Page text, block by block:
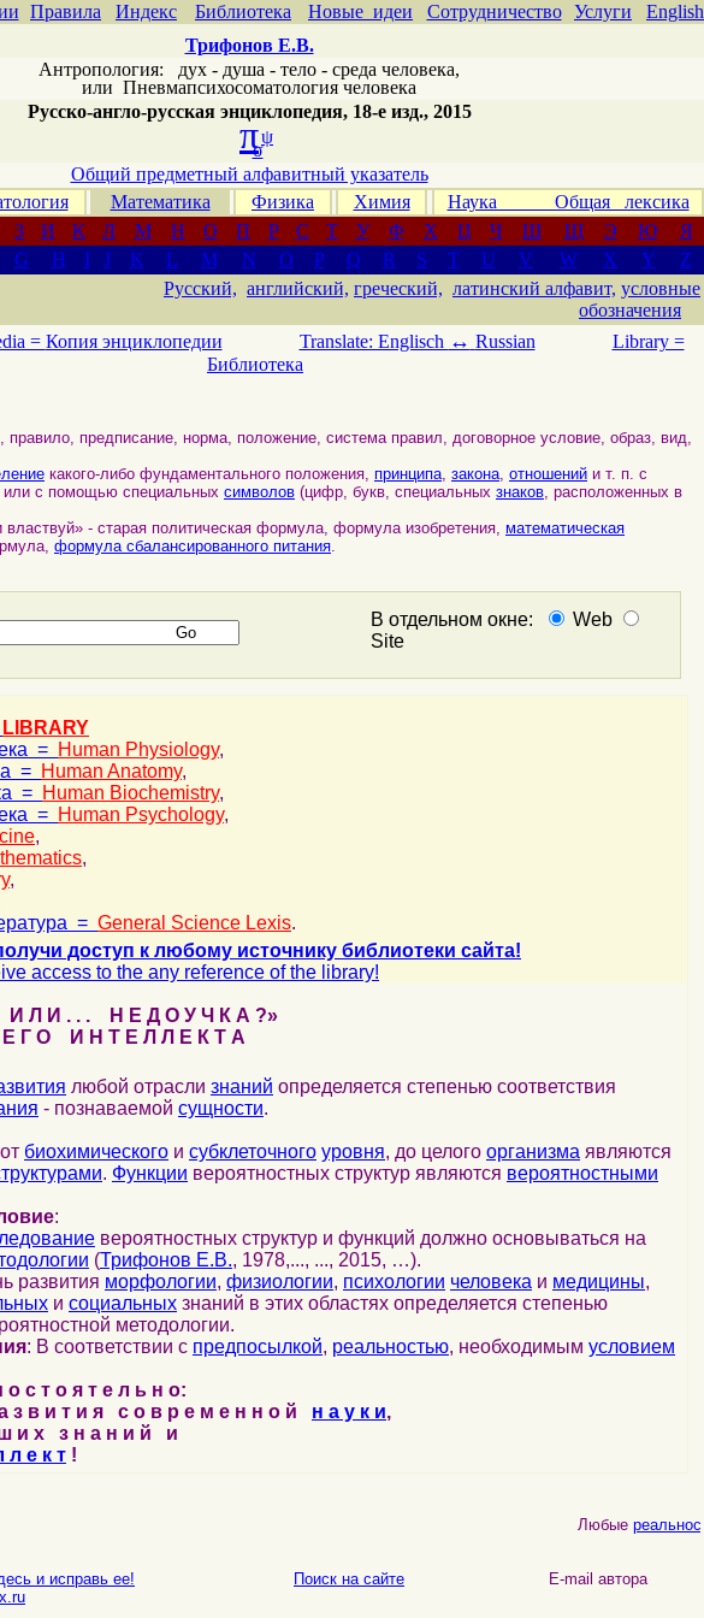
Правила Индекс Библиотека Новые идеи Сотрудничество Услуги
English
Трифонов Е.В.
Антропология: дух - душа - тело - среда человека,
или Пневмапсихосоматология человека
Русско-англо-русская энциклопедия, 18-е изд., 2015
πψ
σ
Общий предметный алфавитный указатель
Математика Физика Химия
Наука Общая лексика
З И К Л М Н О П Р С Т У Ф Х Ц Ч Ш Щ Э Ю
Я
G H I J K L M N O P Q R S T U V W X Y
Z
Русский, английский, греческий, латинский алфавит, условные
обозначения
= Копия энциклопедии Translate: Englisch ↔ Russian
Library =
Библиотека
предписание, норма, положение, система правил, договорное условие, образ, вид,
какого-либо фундаментального положения, принципа, закона, отношений и т. п. с
или с помощью специальных символов (цифр, букв, специальных знаков, расположенных в
властвуй» - старая политическая формула, формула изобретения, математическая
формула сбалансированного питания.
В отдельном окне:
Web
Site
LIBRARY
= Human Physiology,
= Human Anatomy,
= Human Biochemistry,
= Human Psychology,
,
,
,
= General Science Lexis.
доступ к любому источнику библиотеки сайта!
access to the any reference of the library!
Л И . . . Н Е Д О У Ч К А ?»
Г О И Н Т Е Л Л Е К Т А
любой отрасли знаний определяется степенью соответствия
- познаваемой сущности.
от биохимического и субклеточного уровня, до целого организма являются
. Функции вероятностных структур являются вероятностными
:
вероятностных структур и функций должно основываться на
(Трифонов Е.В., 1978,..., ..., 2015, …).
развития морфологии, физиологии, психологии человека и медицины,
и социальных знаний в этих областях определяется степенью
методологии.
: В соответствии с предпосылкой, реальностью, необходимым условием
с т о я т е л ь н о:
з в и т и я с о в р е м е н н о й н а у к и,
и х з н а н и й и
л е к т !
Любыереальности
и исправь ее! Поиск на сайте E-mail автора